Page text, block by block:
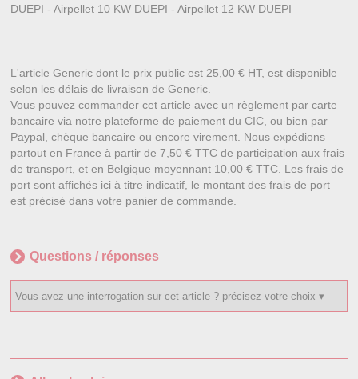
DUEPI - Airpellet 10 KW DUEPI - Airpellet 12 KW DUEPI
L'article Generic dont le prix public est 25,00 € HT, est disponible
selon les délais de livraison de Generic.
Vous pouvez commander cet article avec un règlement par carte
bancaire via notre plateforme de paiement du CIC, ou bien par
Paypal, chèque bancaire ou encore virement. Nous expédions
partout en France à partir de 7,50 € TTC de participation aux frais
de transport, et en Belgique moyennant 10,00 € TTC. Les frais de
port sont affichés ici à titre indicatif, le montant des frais de port
est précisé dans votre panier de commande.
Questions / réponses